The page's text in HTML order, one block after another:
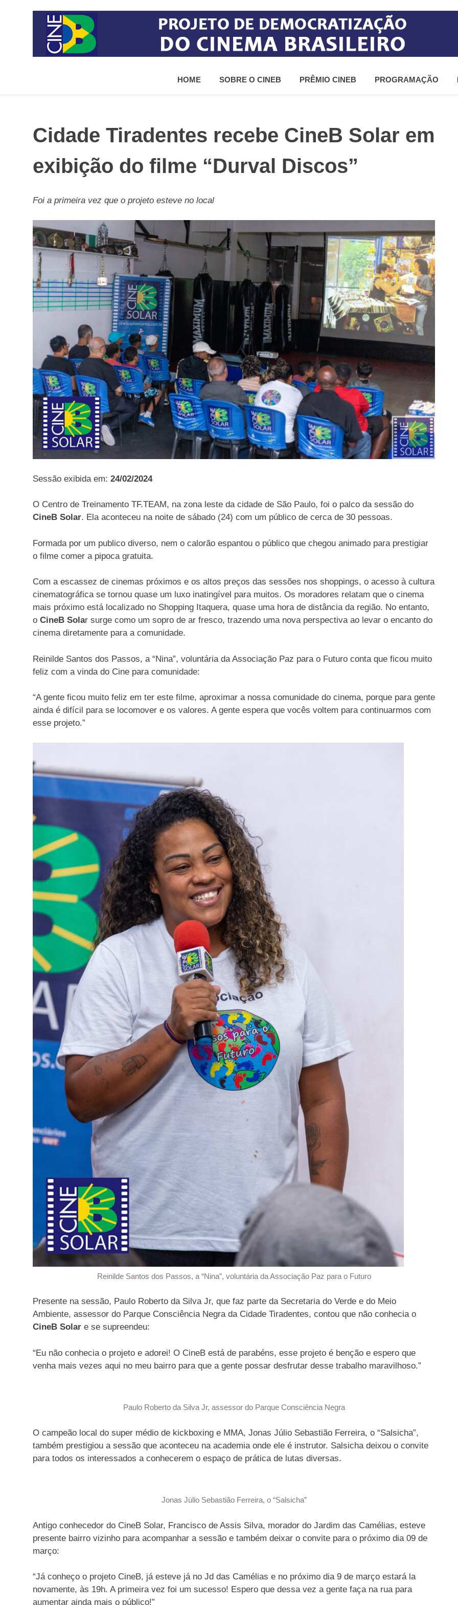
brasileiro
HOME SOBRE O CINEB PRÊMIO CINEB PROGRAMAÇÃO
Cidade Tiradentes recebe CineB Solar em
exibição do filme “Durval Discos”
Foi a primeira vez que o projeto esteve no local
Sessão exibida em: 24/02/2024
O Centro de Treinamento TF.TEAM, na zona leste da cidade de São Paulo, foi o palco da sessão do
CineB Solar. Ela aconteceu na noite de sábado (24) com um público de cerca de 30 pessoas.
Formada por um publico diverso, nem o calorão espantou o público que chegou animado para prestigiar
o filme comer a pipoca gratuita.
Com a escassez de cinemas próximos e os altos preços das sessões nos shoppings, o acesso à cultura
cinematográfica se tornou quase um luxo inatingível para muitos. Os moradores relatam que o cinema
mais próximo está localizado no Shopping Itaquera, quase uma hora de distância da região. No entanto,
o CineB Solar surge como um sopro de ar fresco, trazendo uma nova perspectiva ao levar o encanto do
cinema diretamente para a comunidade.
Reinilde Santos dos Passos, a “Nina”, voluntária da Associação Paz para o Futuro conta que ficou muito
feliz com a vinda do Cine para comunidade:
“A gente ficou muito feliz em ter este filme, aproximar a nossa comunidade do cinema, porque para gente
ainda é difícil para se locomover e os valores. A gente espera que vocês voltem para continuarmos com
esse projeto.”
Reinilde Santos dos Passos, a “Nina”, voluntária da Associação Paz para o Futuro
Presente na sessão, Paulo Roberto da Silva Jr, que faz parte da Secretaria do Verde e do Meio
Ambiente, assessor do Parque Consciência Negra da Cidade Tiradentes, contou que não conhecia o
CineB Solar e se supreendeu:
“Eu não conhecia o projeto e adorei! O CineB está de parabéns, esse projeto é benção e espero que
venha mais vezes aqui no meu bairro para que a gente possar desfrutar desse trabalho maravilhoso.”
Paulo Roberto da Silva Jr, assessor do Parque Consciência Negra
O campeão local do super médio de kickboxing e MMA, Jonas Júlio Sebastião Ferreira, o “Salsicha”,
também prestigiou a sessão que aconteceu na academia onde ele é instrutor. Salsicha deixou o convite
para todos os interessados a conhecerem o espaço de prática de lutas diversas.
Jonas Júlio Sebastião Ferreira, o “Salsicha”
Antigo conhecedor do CineB Solar, Francisco de Assis Silva, morador do Jardim das Camélias, esteve
presente bairro vizinho para acompanhar a sessão e também deixar o convite para o próximo dia 09 de
março:
“Já conheço o projeto CineB, já esteve já no Jd das Camélias e no próximo dia 9 de março estará la
novamente, às 19h. A primeira vez foi um sucesso! Espero que dessa vez a gente faça na rua para
aumentar ainda mais o público!”
cartaz23-7 (1)